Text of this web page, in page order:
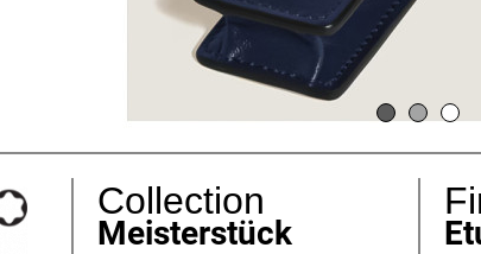
Collection
Meisterstück